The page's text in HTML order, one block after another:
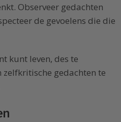
Observeer gedachten
de gevoelens die die
kunt leven, des te
gedachten te